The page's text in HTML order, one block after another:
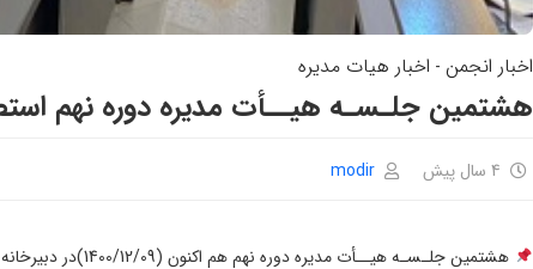
اخبار انجمن - اخبار هیات مدیره
هشتمین جلـسـه هیــأت مدیره دوره نهم
4 سال پیش modir
هشتمین جلـسـه